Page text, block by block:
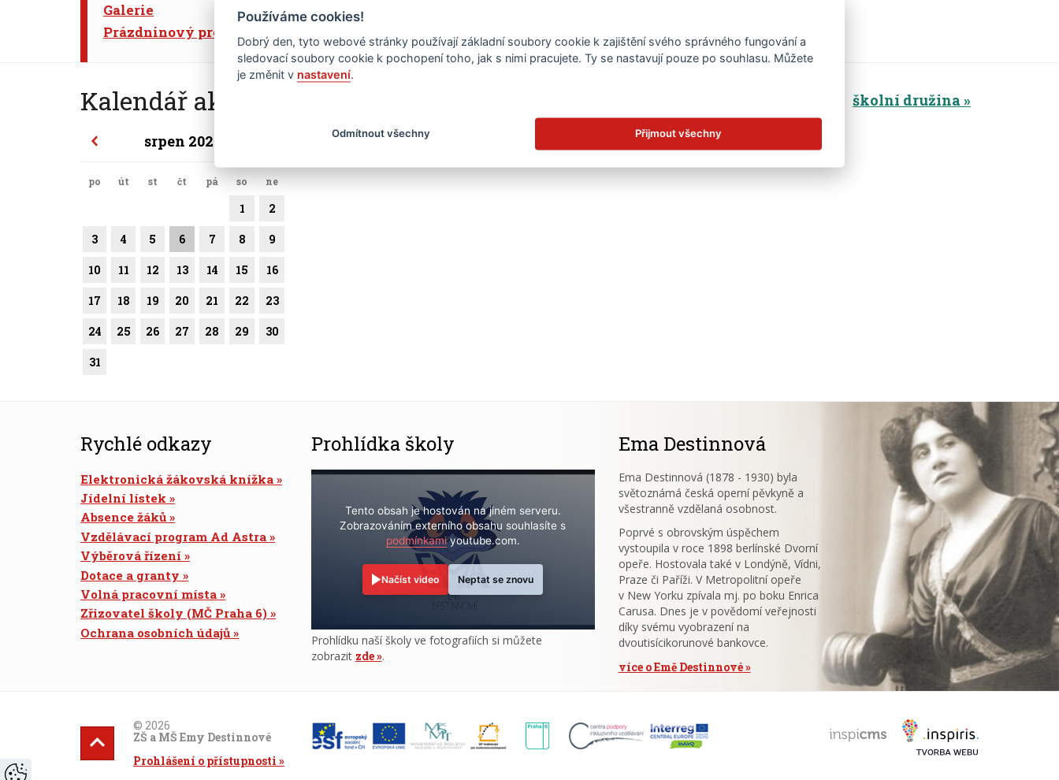
Galerie
Prázdninový program
Kalendář akcí školní družina
srpen 2026
po út st čt pá so ne
1 2
3 4 5 6 7 8 9
10 11 12 13 14 15 16
17 18 19 20 21 22 23
24 25 26 27 28 29 30
31
Rychlé odkazy
Elektronická žákovská knížka
Jídelní lístek
Absence žáků
Vzdělávací program Ad Astra
Výběrová řízení
Dotace a granty
Volná pracovní místa
Zřizovatel školy (MČ Praha 6)
Ochrana osobních údajů
Prohlídka školy
Tento obsah je hostován na jiném serveru.
Zobrazováním externího obsahu souhlasíte s
podmínkamiyoutube.com.
Načíst video Neptat se znovu
Prohlídku naší školy ve fotografiích si můžete
zobrazit zde .
Ema Destinnová
Ema Destinnová (1878 - 1930) byla
světoznámá česká operní pěvkyně a
všestranně vzdělaná osobnost.
Poprvé s obrovským úspěchem
vystoupila v roce 1898 berlínské Dvorní
opeře. Hostovala také v Londýně, Vídni,
Praze či Paříži. V Metropolitní opeře
v New Yorku zpívala mj. po boku Enrica
Carusa. Dnes je v povědomí veřejnosti
díky svému vyobrazení na
dvoutisícikorunové bankovce.
více o Emě Destinnové
© 2026
ZŠ a MŠ Emy Destinnové
Prohlášení o přístupnosti
Používáme cookies!
Dobrý den, tyto webové stránky používají základní soubory cookie k zajištění svého správného fungování a
sledovací soubory cookie k pochopení toho, jak s nimi pracujete. Ty se nastavují pouze po souhlasu. Můžete
je změnit v nastavení.
Odmítnout všechny Přijmout všechny